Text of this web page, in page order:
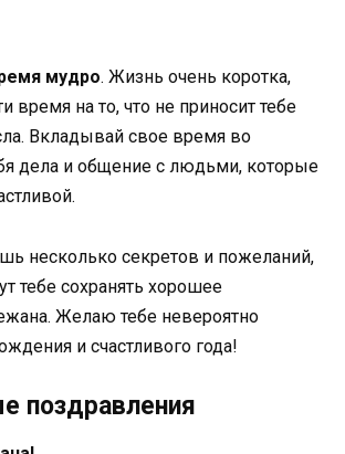
мудро. Жизнь очень коротка,
время на то, что не приносит тебе
Вкладывай свое время во
дела и общение с людьми, которые
несколько секретов и пожеланий,
тебе сохранять хорошее
Желаю тебе невероятно
и счастливого года!
поздравления